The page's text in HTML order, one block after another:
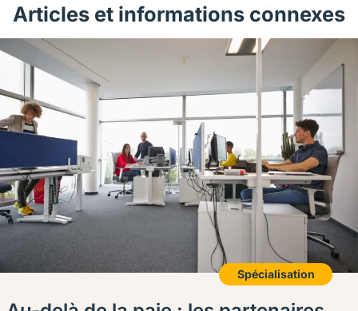
Articles et informations connexes
Spécialisation